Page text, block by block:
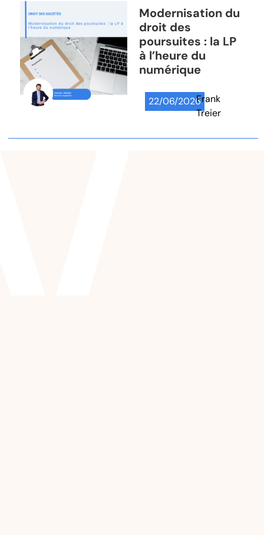
Modernisation du
droit des
poursuites : la LP
à l’heure du
numérique
22/06/2026Frank
Treier